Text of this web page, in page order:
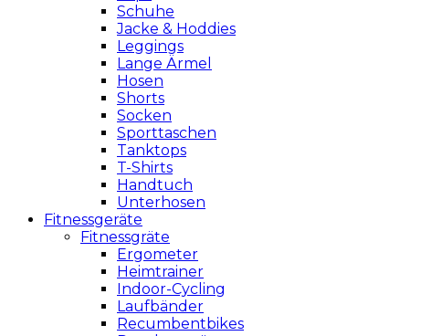
Schuhe
Jacke & Hoddies
Leggings
Lange Ärmel
Hosen
Shorts
Socken
Sporttaschen
Tanktops
T-Shirts
Handtuch
Unterhosen
Fitnessgeräte
Fitnessgräte
Ergometer
Heimtrainer
Indoor-Cycling
Laufbänder
Recumbentbikes